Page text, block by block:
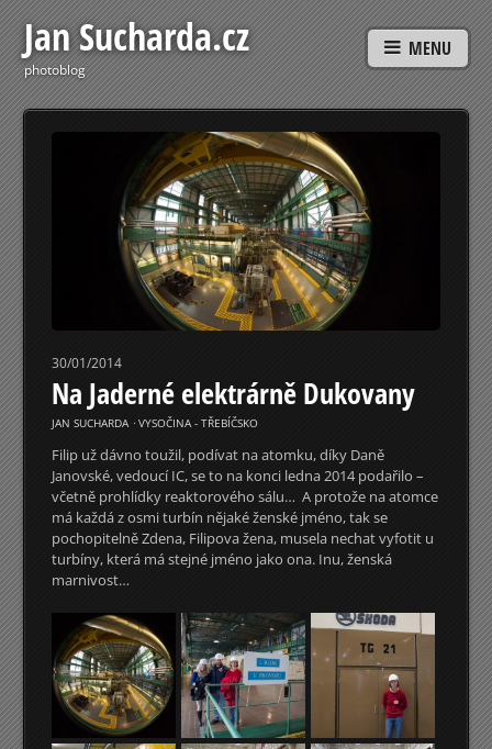
Jan Sucharda.cz
photoblog
MENU
30/01/2014
Na Jaderné elektrárně Dukovany
JAN SUCHARDA ⋅ VYSOČINA - TŘEBÍČSKO
Filip už dávno toužil, podívat na atomku, díky Daně
Janovské, vedoucí IC, se to na konci ledna 2014 podařilo –
včetně prohlídky reaktorového sálu… A protože na atomce
má každá z osmi turbín nějaké ženské jméno, tak se
pochopitelně Zdena, Filipova žena, musela nechat vyfotit u
turbíny, která má stejné jméno jako ona. Inu, ženská
marnivost…